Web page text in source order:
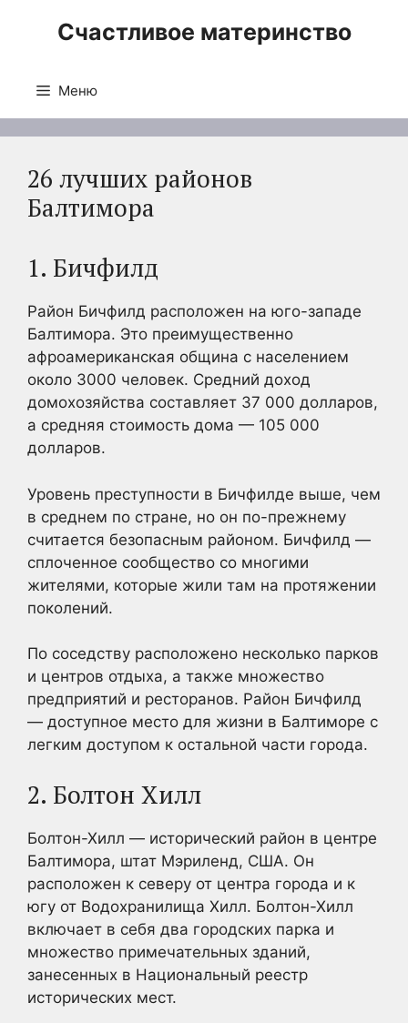
Счастливое материнство
Меню
26 лучших районов
Балтимора
1. Бичфилд
Район Бичфилд расположен на юго-западе
Балтимора. Это преимущественно
афроамериканская община с населением
около 3000 человек. Средний доход
домохозяйства составляет 37 000 долларов,
а средняя стоимость дома — 105 000
долларов.
Уровень преступности в Бичфилде выше, чем
в среднем по стране, но он по-прежнему
считается безопасным районом. Бичфилд —
сплоченное сообщество со многими
жителями, которые жили там на протяжении
поколений.
По соседству расположено несколько парков
и центров отдыха, а также множество
предприятий и ресторанов. Район Бичфилд
— доступное место для жизни в Балтиморе с
легким доступом к остальной части города.
2. Болтон Хилл
Болтон-Хилл — исторический район в центре
Балтимора, штат Мэриленд, США. Он
расположен к северу от центра города и к
югу от Водохранилища Хилл. Болтон-Хилл
включает в себя два городских парка и
множество примечательных зданий,
занесенных в Национальный реестр
исторических мест.